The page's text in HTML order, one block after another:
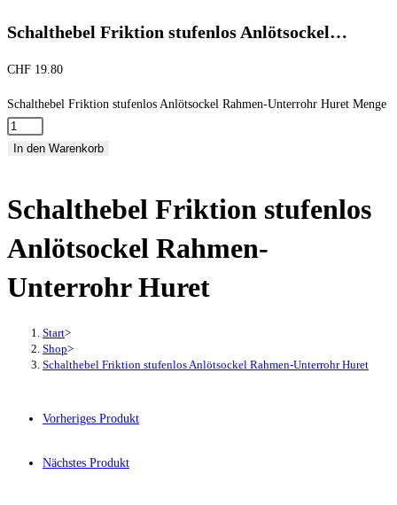
Schalthebel Friktion stufenlos Anlötsockel…
CHF 19.80
Schalthebel Friktion stufenlos Anlötsockel Rahmen-Unterrohr Huret Menge
In den Warenkorb
Schalthebel Friktion stufenlos
Anlötsockel Rahmen-
Unterrohr Huret
Start>
Shop>
Schalthebel Friktion stufenlos Anlötsockel Rahmen-Unterrohr Huret
Vorheriges Produkt
Nächstes Produkt